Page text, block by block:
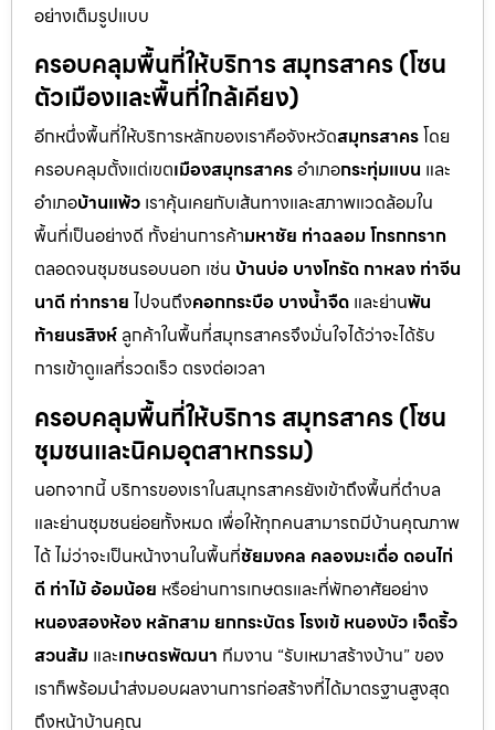
อย่างเต็มรูปแบบ
ครอบคลุมพื้นที่ให้บริการ สมุทรสาคร (โซน
ตัวเมืองและพื้นที่ใกล้เคียง)
อีกหนึ่งพื้นที่ให้บริการหลักของเราคือจังหวัดสมุทรสาครโดย
ครอบคลุมตั้งแต่เขตเมืองสมุทรสาครอำเภอกระทุ่มแบน และ
อำเภอบ้านแพ้ว เราคุ้นเคยกับเส้นทางและสภาพแวดล้อมใน
พื้นที่เป็นอย่างดี ทั้งย่านการค้ามหาชัย ท่าฉลอม โกรกกราก
ตลอดจนชุมชนรอบนอก เช่น บ้านบ่อ บางโทรัด กาหลง ท่าจีน
นาดี ท่าทราย ไปจนถึงคอกกระบือ บางน้ำจืด และย่านพัน
ท้ายนรสิงห์ ลูกค้าในพื้นที่สมุทรสาครจึงมั่นใจได้ว่าจะได้รับ
การเข้าดูแลที่รวดเร็ว ตรงต่อเวลา
ครอบคลุมพื้นที่ให้บริการ สมุทรสาคร (โซน
ชุมชนและนิคมอุตสาหกรรม)
นอกจากนี้ บริการของเราในสมุทรสาครยังเข้าถึงพื้นที่ตำบล
และย่านชุมชนย่อยทั้งหมด เพื่อให้ทุกคนสามารถมีบ้านคุณภาพ
ได้ ไม่ว่าจะเป็นหน้างานในพื้นที่ชัยมงคล คลองมะเดื่อ ดอนไก่
ดี ท่าไม้ อ้อมน้อย หรือย่านการเกษตรและที่พักอาศัยอย่าง
หนองสองห้อง หลักสาม ยกกระบัตร โรงเข้ หนองบัว เจ็ดริ้ว
สวนส้ม และเกษตรพัฒนา ทีมงาน “รับเหมาสร้างบ้าน” ของ
เราก็พร้อมนำส่งมอบผลงานการก่อสร้างที่ได้มาตรฐานสูงสุด
ถึงหน้าบ้านคุณ